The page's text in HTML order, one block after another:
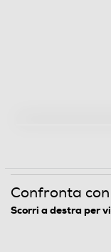
Confronta
Scorri a destra per